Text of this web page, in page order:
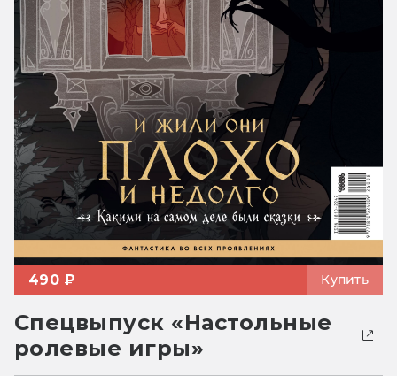
490 ₽ Купить
Спецвыпуск «Настольные
ролевые игры»